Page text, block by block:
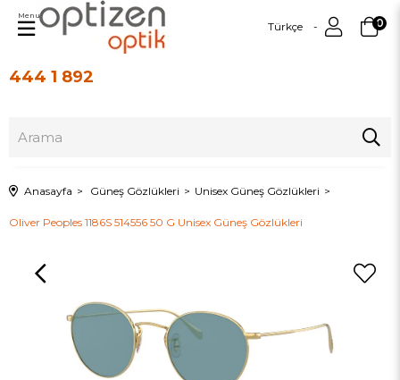
444 1 892
Türkçe 0
Menu
Anasayfa Güneş Gözlükleri Unisex Güneş Gözlükleri
Oliver Peoples 1186S 514556 50 G Unisex Güneş Gözlükleri